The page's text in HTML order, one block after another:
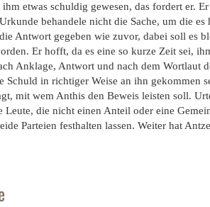
etwas schuldig gewesen, das fordert er.
behandele nicht die Sache, um die es
Antwort gegeben wie zuvor, dabei soll es
Er hofft, da es eine so kurze Zeit sei,
Anklage, Antwort und nach dem Wortlaut
Schuld in richtiger Weise an ihn gekommen
mit wem Anthis den Beweis leisten soll.
Leute, die nicht einen Anteil oder eine
Parteien festhalten lassen. Weiter hat